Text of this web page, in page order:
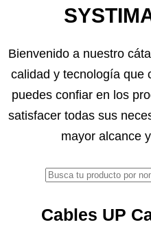
Bienvenido a nuestro
calidad y tecnología que
puedes confiar en los
satisfacer todas sus
mayor alcance
Cables UP